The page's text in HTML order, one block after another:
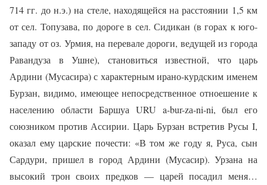
714 гг. до н.э.) на стеле, находящейся на расстоянии 1,5 км
от сел. Топузава, по дороге в сел. Сидикан (в горах к юго-
западу от оз. Урмия, на перевале дороги, ведущей из города
Равандуза в Ушне), становиться известной, что царь
Ардини (Мусасира) с характерным ирано-курдским именем
Бурзан, видимо, имеющее непосредственное отноешение к
населению области Баршуа URU a-bur-zа-ni-ni, был его
союзником против Ассирии. Царь Бурзан встретив Русы I,
оказал ему царские почести: «В том же году я, Руса, сын
Сардури, пришел в город Ардини (Мусасир). Урзана на
высокий трон своих предков — царей посадил меня…